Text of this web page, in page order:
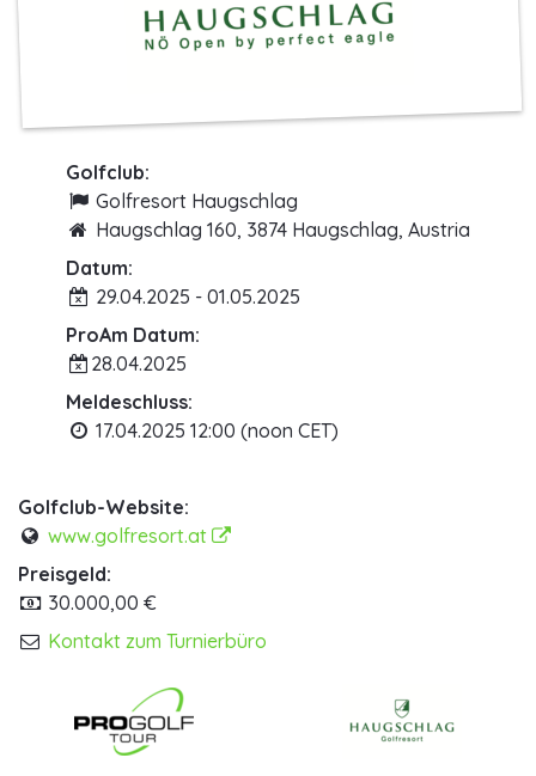
Golfclub:
Golfresort Haugschlag
Haugschlag 160, 3874 Haugschlag, Austria
Datum:
29.04.2025 - 01.05.2025
ProAm Datum:
28.04.2025
Meldeschluss:
17.04.2025 12:00 (noon CET)
Golfclub-Website:
www.golfresort.at
Preisgeld:
30.000,00 €
Kontakt zum Turnierbüro